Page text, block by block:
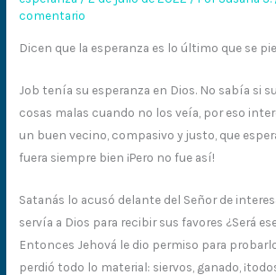
comentario
Dicen que la esperanza es lo último que se
Job tenía su esperanza en Dios. No sabía si
cosas malas cuando no los veía, por eso
un buen vecino, compasivo y justo, que
fuera siempre bien ¡Pero no fue así!
Satanás lo acusó delante del Señor de
servía a Dios para recibir sus favores ¿Será
Entonces Jehová le dio permiso para
perdió todo lo material: siervos, ganado,